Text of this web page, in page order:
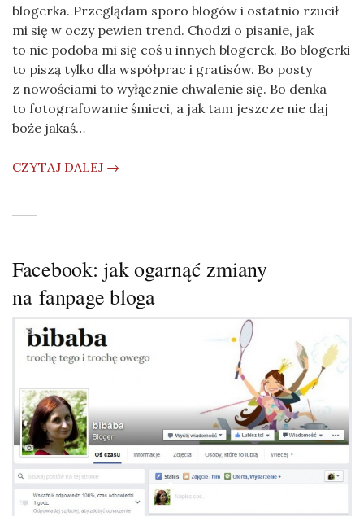
blogerka. Przeglądam sporo blogów i ostatnio rzucił
mi się w oczy pewien trend. Chodzi o pisanie, jak
to nie podoba mi się coś u innych blogerek. Bo blogerki
to piszą tylko dla współprac i gratisów. Bo posty
z nowościami to wyłącznie chwalenie się. Bo denka
to fotografowanie śmieci, a jak tam jeszcze nie daj
boże jakaś…
CZYTAJ DALEJ →
Facebook: jak ogarnąć zmiany
na fanpage bloga